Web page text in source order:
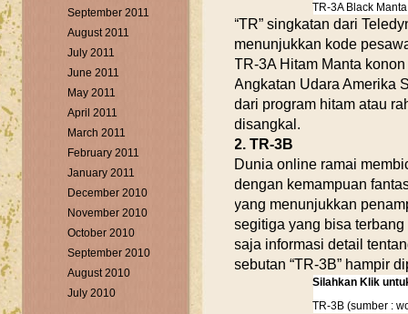
September 2011
August 2011
July 2011
June 2011
May 2011
April 2011
March 2011
February 2011
January 2011
December 2010
November 2010
October 2010
September 2010
August 2010
July 2010
TR-3A Black
“TR” singkatan dari
menunjukkan kode
TR-3A Hitam Manta
Angkatan Udara Amerika
dari program hitam atau
disangkal.
2. TR-3B
Dunia online ramai
dengan kemampuan
yang menunjukkan
segitiga yang bisa
saja informasi detail
sebutan “TR-3B” hampir
Silahkan Klik
TR-3B (sumber :